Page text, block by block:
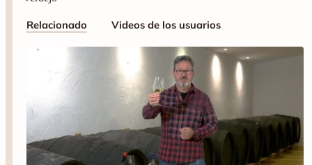
Relacionado Videos de los usuarios